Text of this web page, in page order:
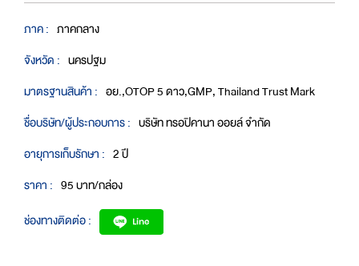
ภาค : ภาคกลาง
จังหวัด : นครปฐม
มาตรฐานสินค้า : อย.,OTOP 5 ดาว,GMP, Thailand Trust Mark
ชื่อบริษัท/ผู้ประกอบการ : บริษัท ทรอปิคานา ออยล์ จำกัด
อายุการเก็บรักษา : 2 ปี
ราคา : 95 บาท/กล่อง
ช่องทางติดต่อ :